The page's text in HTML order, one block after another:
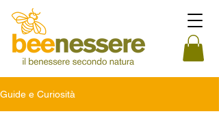
Guide e Curiosità